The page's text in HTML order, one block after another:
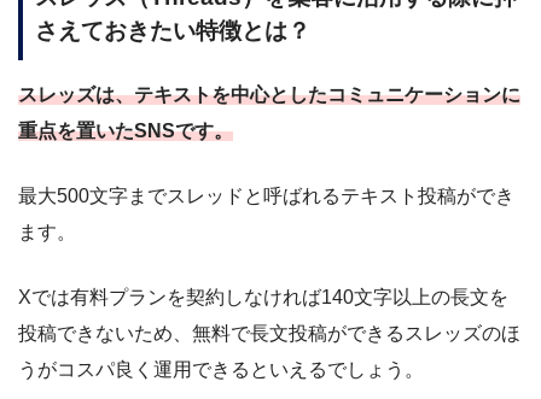
さえておきたい特徴とは？
スレッズは、テキストを中心としたコミュニケーションに
重点を置いたSNSです。
最大500文字までスレッドと呼ばれるテキスト投稿ができ
ます。
Xでは有料プランを契約しなければ140文字以上の長文を
投稿できないため、無料で長文投稿ができるスレッズのほ
うがコスパ良く運用できるといえるでしょう。